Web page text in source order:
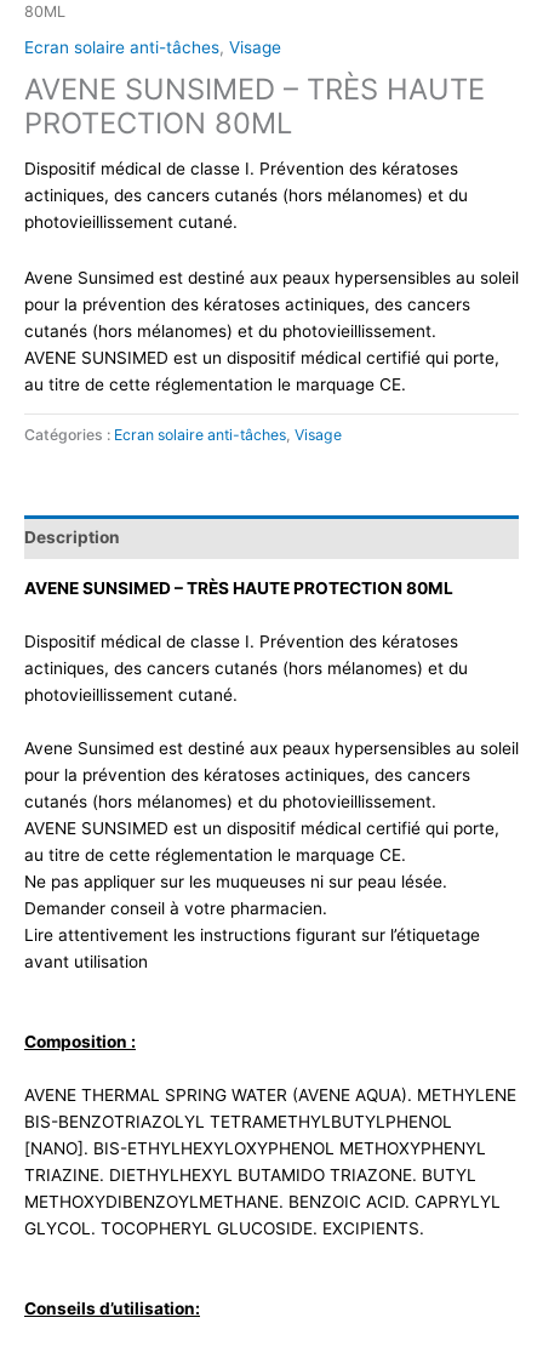
80ML
Ecran solaire anti-tâches, Visage
AVENE SUNSIMED – TRÈS HAUTE
PROTECTION 80ML
Dispositif médical de classe I. Prévention des kératoses
actiniques, des cancers cutanés (hors mélanomes) et du
photovieillissement cutané.
Avene Sunsimed est destiné aux peaux hypersensibles au soleil
pour la prévention des kératoses actiniques, des cancers
cutanés (hors mélanomes) et du photovieillissement.
AVENE SUNSIMED est un dispositif médical certifié qui porte,
au titre de cette réglementation le marquage CE.
Catégories : Ecran solaire anti-tâches, Visage
Description
AVENE SUNSIMED – TRÈS HAUTE PROTECTION 80ML
Dispositif médical de classe I. Prévention des kératoses
actiniques, des cancers cutanés (hors mélanomes) et du
photovieillissement cutané.
Avene Sunsimed est destiné aux peaux hypersensibles au soleil
pour la prévention des kératoses actiniques, des cancers
cutanés (hors mélanomes) et du photovieillissement.
AVENE SUNSIMED est un dispositif médical certifié qui porte,
au titre de cette réglementation le marquage CE.
Ne pas appliquer sur les muqueuses ni sur peau lésée.
Demander conseil à votre pharmacien.
Lire attentivement les instructions figurant sur l’étiquetage
avant utilisation
Composition :
AVENE THERMAL SPRING WATER (AVENE AQUA). METHYLENE
BIS-BENZOTRIAZOLYL TETRAMETHYLBUTYLPHENOL
[NANO]. BIS-ETHYLHEXYLOXYPHENOL METHOXYPHENYL
TRIAZINE. DIETHYLHEXYL BUTAMIDO TRIAZONE. BUTYL
METHOXYDIBENZOYLMETHANE. BENZOIC ACID. CAPRYLYL
GLYCOL. TOCOPHERYL GLUCOSIDE. EXCIPIENTS.
Conseils d’utilisation: